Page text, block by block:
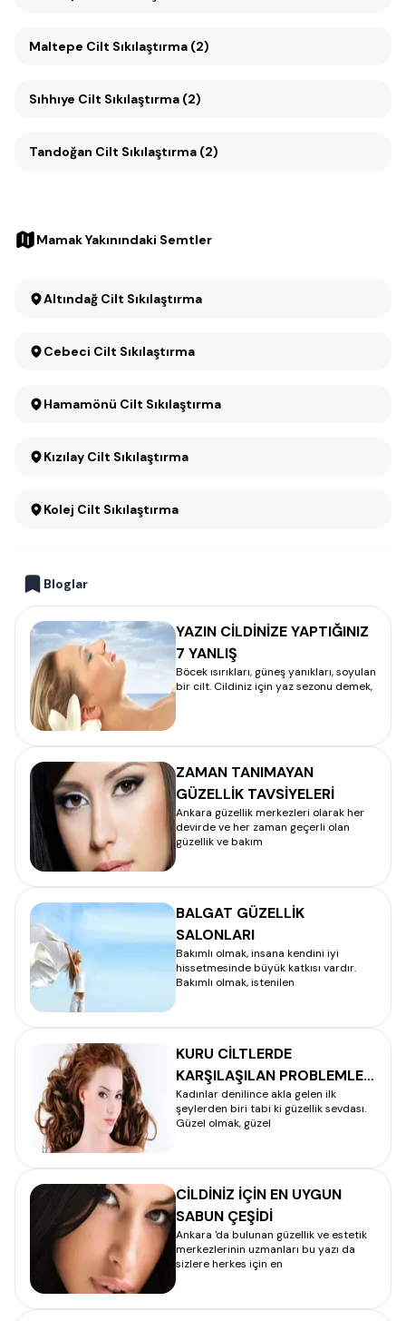
Maltepe Cilt Sıkılaştırma (2)
Sıhhıye Cilt Sıkılaştırma (2)
Tandoğan Cilt Sıkılaştırma (2)
Mamak Yakınındaki Semtler
Altındağ Cilt Sıkılaştırma
Cebeci Cilt Sıkılaştırma
Hamamönü Cilt Sıkılaştırma
Kızılay Cilt Sıkılaştırma
Kolej Cilt Sıkılaştırma
Bloglar
YAZIN CİLDİNİZE YAPTIĞINIZ
7 YANLIŞ
Böcek ısırıkları, güneş yanıkları, soyulan
bir cilt. Cildiniz için yaz sezonu demek,
ZAMAN TANIMAYAN
GÜZELLİK TAVSİYELERİ
Ankara güzellik merkezleri olarak her
devirde ve her zaman geçerli olan
güzellik ve bakım
BALGAT GÜZELLİK
SALONLARI
Bakımlı olmak, insana kendini iyi
hissetmesinde büyük katkısı vardır.
Bakımlı olmak, istenilen
KURU CİLTLERDE
KARŞILAŞILAN PROBLEMLER
– CİLT BAKIMI
Kadınlar denilince akla gelen ilk
şeylerden biri tabi ki güzellik sevdası.
Güzel olmak, güzel
CİLDİNİZ İÇİN EN UYGUN
SABUN ÇEŞİDİ
Ankara 'da bulunan güzellik ve estetik
merkezlerinin uzmanları bu yazı da
sizlere herkes için en